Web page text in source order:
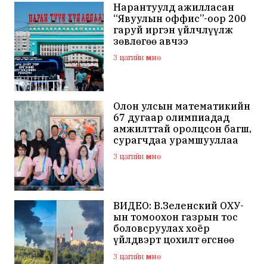
Нарантуулд ажилласан
“Явуулын оффис”-оор 200
гаруй иргэн үйлчлүүлж
зөвлөгөө авчээ
3 цагийн өмнө
Олон улсын математикийн
67 дугаар олимпиадад
амжилттай оролцсон багш,
сурагчдаа урамшууллаа
3 цагийн өмнө
ВИДЕО: В.Зеленский ОХУ-
ын томоохон газрын тос
боловсруулах хоёр
үйлдвэрт цохилт өгснөө
мэдэгдлээ
3 цагийн өмнө